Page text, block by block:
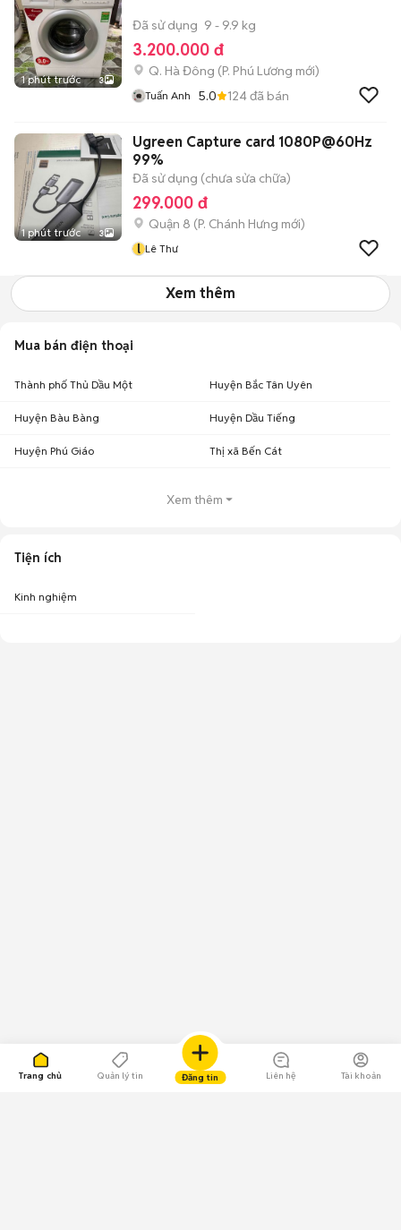
Trang chủ Quản lý tin Đăng tin Liên hệ Tài khoản
1 phút trước 3
Đã sử dụng 9 - 9.9 kg
3.200.000 đ
Q. Hà Đông (P. Phú Lương mới)
Tuấn Anh 5.0 124đã bán
1 phút trước 3
Ugreen Capture card 1080P@60Hz
99%
Đã sử dụng (chưa sửa chữa)
299.000 đ
Quận 8 (P. Chánh Hưng mới)
l Lê Thư
Xem thêm
Mua bán điện thoại
Thành phố Thủ Dầu Một Huyện Bắc Tân Uyên
Huyện Bàu Bàng Huyện Dầu Tiếng
Huyện Phú Giáo Thị xã Bến Cát
Xem thêm
Tiện ích
Kinh nghiệm